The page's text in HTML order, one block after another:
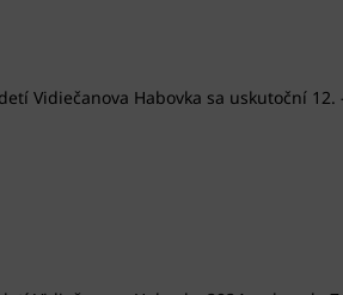
Vidiečanova Habovka sa uskutoční 12.